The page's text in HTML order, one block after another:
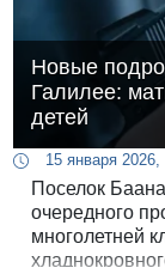
Новые
Галилее:
детей
15 января 2026,
Поселок
очередного
многолетней